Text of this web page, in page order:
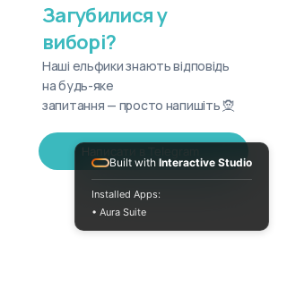
Загубилися у
виборі?
Наші ельфики знають відповідь
на будь-яке
запитання — просто напишіть 🧝
Написати в Telegram
Built with Interactive Studio
Installed Apps:
• Aura Suite